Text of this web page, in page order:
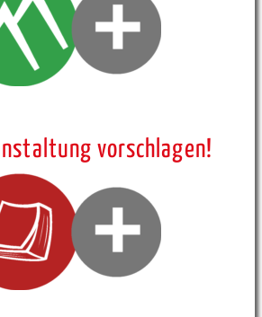
vorschlagen!